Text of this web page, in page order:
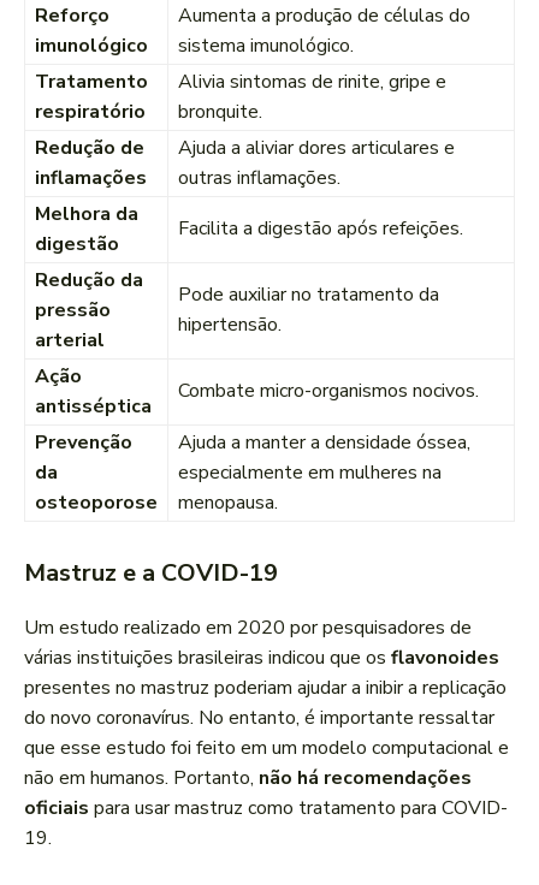
Reforço
imunológico
Aumenta a produção de células do
sistema imunológico.
Tratamento
respiratório
Alivia sintomas de rinite, gripe e
bronquite.
Redução de
inflamações
Ajuda a aliviar dores articulares e
outras inflamações.
Melhora da
digestão
Facilita a digestão após refeições.
Redução da
pressão
arterial
Pode auxiliar no tratamento da
hipertensão.
Ação
antisséptica
Combate micro-organismos nocivos.
Prevenção
da
osteoporose
Ajuda a manter a densidade óssea,
especialmente em mulheres na
menopausa.
Mastruz e a COVID-19
Um estudo realizado em 2020 por pesquisadores de
várias instituições brasileiras indicou que os flavonoides
presentes no mastruz poderiam ajudar a inibir a replicação
do novo coronavírus. No entanto, é importante ressaltar
que esse estudo foi feito em um modelo computacional e
não em humanos. Portanto, não há recomendações
oficiais para usar mastruz como tratamento para COVID-
19.